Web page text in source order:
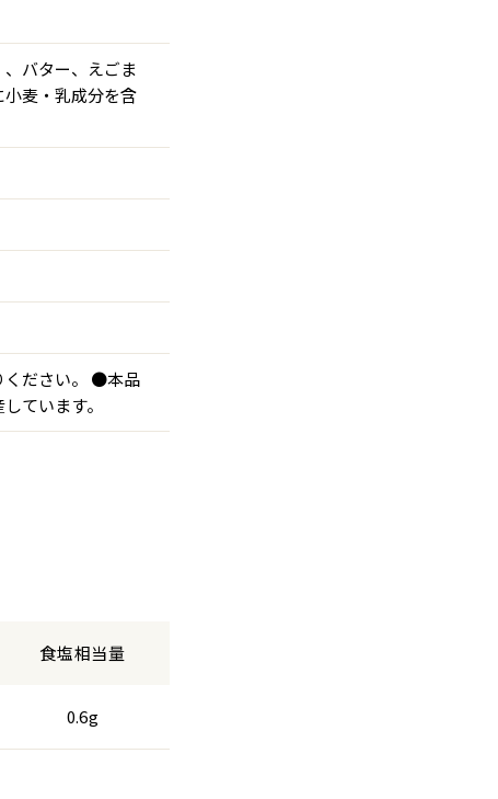
バター、えごま
麦・乳成分を含
ださい。 ●本品
ています。
食塩相当量
0.6g